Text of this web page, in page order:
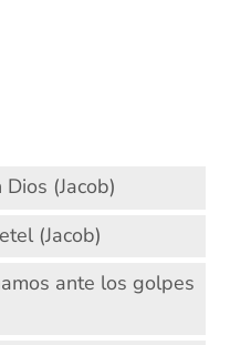
(Jacob)
(Jacob)
ante los golpes